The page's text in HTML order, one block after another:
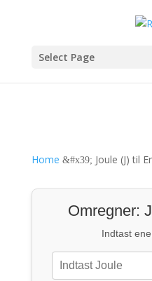
Select Page
Home &#x39; Joule (J) til
Omregner:
Indtast